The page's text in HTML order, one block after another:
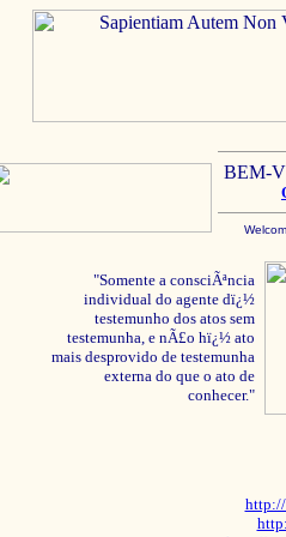
BEM-
"Somente a consciÃªncia
individual do agente dï¿½
testemunho dos atos sem
testemunha, e nÃ£o hï¿½ ato
mais desprovido de testemunha
externa do que o ato de
conhecer."